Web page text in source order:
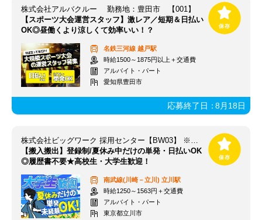
株式会社アルバクルー 勤務地：豊田市 【001】
【スポーツ大会運営スタッフ】激レア／短期＆日払い
OK◎昼働くより涼しくて効率いい！？
名鉄三河線 越戸駅
時給1500～1875円以上＋交通費
アルバイト・パート
愛知県豊田市
応募終了日：8月18日
株式会社ビッグワーク 採用センター【BW03】 ※立川エリア
【搬入搬出】登録制/夏休み中だけの単発・日払いOK
◎履歴書不要★高校生・大学生歓迎！
南武線(川崎－立川) 立川駅
時給1250～1563円＋交通費
アルバイト・パート
東京都立川市